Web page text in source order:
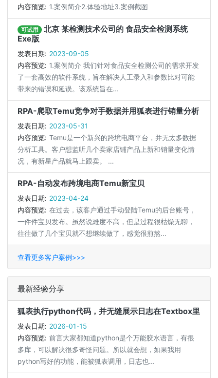
内容预览: 1.案例简介2.体验地址3.案例截图
可试用
北京 某检测技术公司的 食品安全检测系统
Exe版
发表日期: 2023-09-05
内容预览: 1.案例简介 我们针对食品安全检测公司的需求开发
了一套高效的软件系统，旨在解决人工录入和参数比对可能
带来的错误和延误。该系统旨在...
RPA-爬取Temu竞争对手数据并用狐表进行销量分析
发表日期: 2023-05-31
内容预览: Temu是一个新兴的跨境电商平台，并无太多数据
分析工具。客户想监听几个卖家店铺产品上新和销量变化情
况，有新星产品就马上跟卖。 ...
RPA-自动发布跨境电商Temu新宝贝
发表日期: 2023-04-24
内容预览: 在过去，该客户通过手动登陆Temu的后台账号，
一件件宝贝发布。虽然说难度不高，但是过程很枯燥无聊，
往往做了几个宝贝就不想继续做了，感觉很煎熬...
查看更多客户案例>>>
最新经验分享
狐表执行python代码，并无缝展示日志在Textbox里
发表日期: 2026-01-15
内容预览: 前言大家都知道python是个万能胶水语言，有很
多库，可以解决很多奇怪问题。所以就会想，如果我用
python写好的功能，能被狐表调用，日志也...